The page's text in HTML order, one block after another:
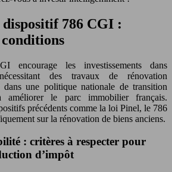
786 CGI :
encourage les investissements dans
des travaux de rénovation
dans une politique nationale de transition
améliorer le parc immobilier français.
précédents comme la loi Pinel, le 786
sur la rénovation de biens anciens.
: critères à respecter pour
d’impôt